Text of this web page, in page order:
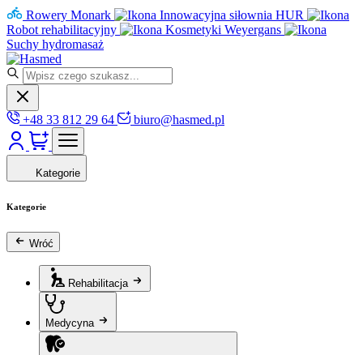
Rowery Monark
Innowacyjna siłownia HUR
Robot rehabilitacyjny
Kosmetyki Weyergans
Suchy hydromasaż
+48 33 812 29 64 biuro@hasmed.pl
Kategorie
Kategorie
Wróć
Rehabilitacja
Medycyna